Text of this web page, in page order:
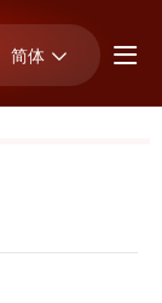
简体